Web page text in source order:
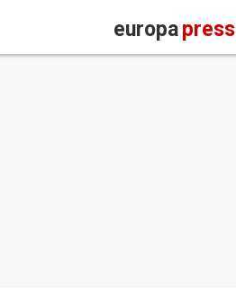
europapress